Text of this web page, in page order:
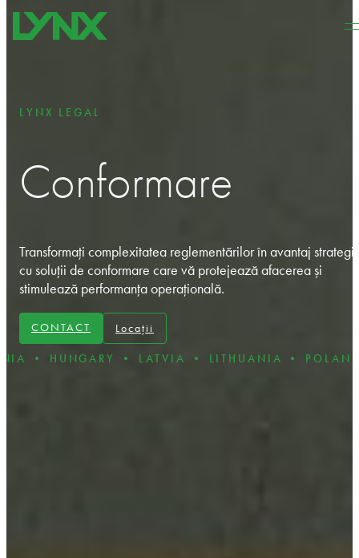
Sari la conținutul principal
LYNX LEGAL
Conformare
Transformați complexitatea reglementărilor în avantaj
cu soluții de conformare care vă protejează afacerea și
stimulează performanța operațională.
CONTACT Locații
• LATVIA • LITHUANIA • POLAND •